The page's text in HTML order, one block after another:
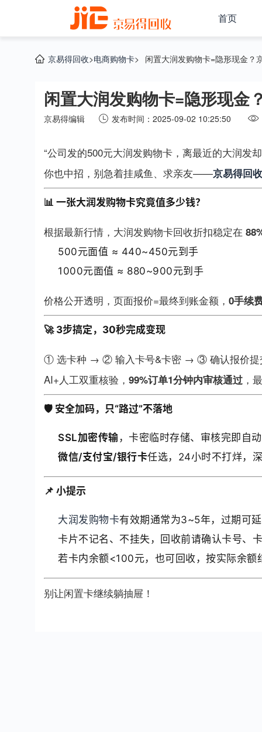
首页
京易得回收>电商购物卡> 闲置大润发购物卡=隐形现金？
京易得编辑 发布时间：2025-09-02 10:25:50
“公司发的500元大润发购物卡，离最近的大润发
你也中招，别急着挂咸鱼、求亲友——京易得回收
📊 一张大润发购物卡究竟值多少钱？
根据最新行情，大润发购物卡回收折扣稳定在
500元面值 ≈ 440~450元到手
1000元面值 ≈ 880~900元到手
价格公开透明，页面报价=最终到账金额， 0手续
🚀 3步搞定，30秒完成变现
① 选卡种 → ② 输入卡号&卡密 → ③ 确认报价提
AI+人工双重核验， 99%订单1分钟内审核通过 ，
🛡️ 安全加码，只“路过”不落地
SSL加密传输 ，卡密临时存储、审核完即自
微信/支付宝/银行卡任选，24小时不打烊，
📌 小提示
大润发购物卡有效期通常为3~5年，过期可
卡片不记名、不挂失，回收前请确认卡号、
若卡内余额<100元，也可回收，按实际余额
别让闲置卡继续躺抽屉！